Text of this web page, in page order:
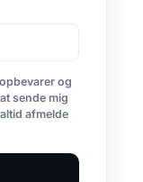
og
sende mig
afmelde